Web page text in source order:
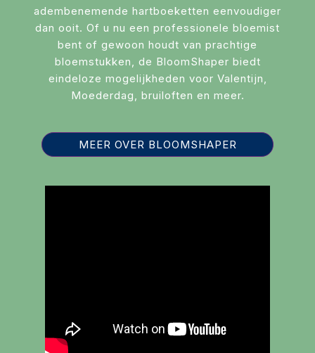
ijzer + Zink
Kaart en Vaas
Love & Liefde
Zijde Bloemen
Diversen
adembenemende hartboeketten eenvoudiger
dan ooit. Of u nu een professionele bloemist
bent of gewoon houdt van prachtige
bloemstukken, de BloomShaper biedt
eindeloze mogelijkheden voor Valentijn,
Moederdag, bruiloften en meer.
MEER OVER BLOOMSHAPER